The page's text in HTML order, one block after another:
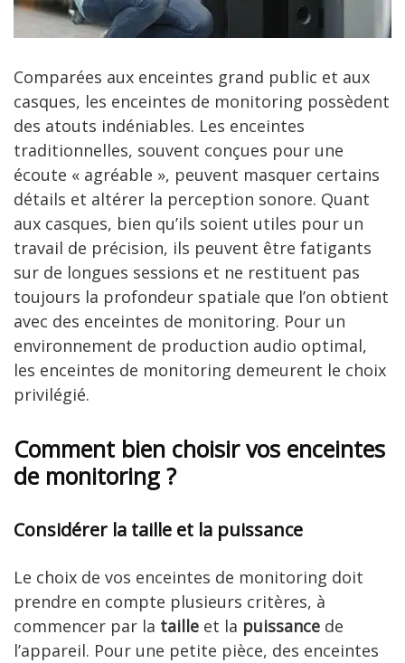
Comparées aux enceintes grand public et aux
casques, les enceintes de monitoring possèdent
des atouts indéniables. Les enceintes
traditionnelles, souvent conçues pour une
écoute « agréable », peuvent masquer certains
détails et altérer la perception sonore. Quant
aux casques, bien qu’ils soient utiles pour un
travail de précision, ils peuvent être fatigants
sur de longues sessions et ne restituent pas
toujours la profondeur spatiale que l’on obtient
avec des enceintes de monitoring. Pour un
environnement de production audio optimal,
les enceintes de monitoring demeurent le choix
privilégié.
Comment bien choisir vos enceintes
de monitoring ?
Considérer la taille et la puissance
Le choix de vos enceintes de monitoring doit
prendre en compte plusieurs critères, à
commencer par la taille et la puissance de
l’appareil. Pour une petite pièce, des enceintes